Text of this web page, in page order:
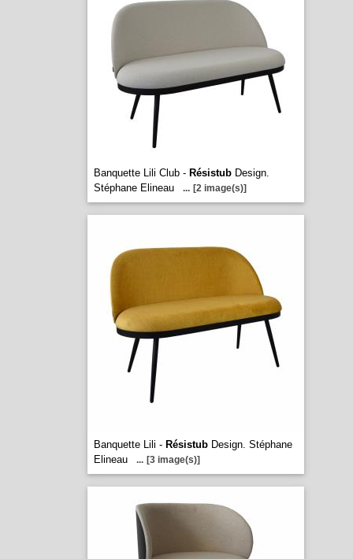
Banquette Lili Club - RésistubDesign.
Stéphane Elineau
... [2 image(s)]
Banquette Lili - RésistubDesign. Stéphane
Elineau
... [3 image(s)]